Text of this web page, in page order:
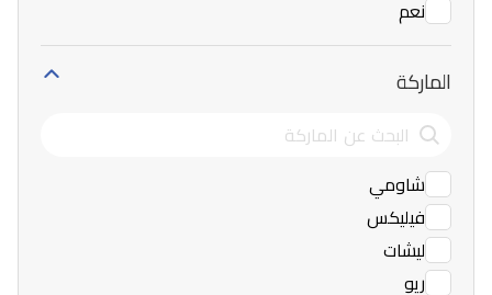
نعم
الماركة
شاومي
فيليكس
ليشات
ريو